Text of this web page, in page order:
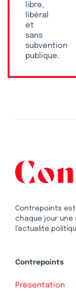
libre,
libéral
et
sans
subvention
publique.
Contrepoints
chaque jour une
l’actualité
Contrepoints
Présentation